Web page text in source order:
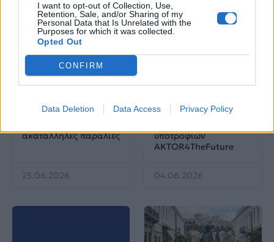
I want to opt-out of Collection, Use,
Retention, Sale, and/or Sharing of my
Personal Data that Is Unrelated with the
Purposes for which it was collected.
Opted Out
CONFIRM
Data Deletion Data Access Privacy Policy
κολυμπήσεις στην
ακατάλληλες παραλίες
25.06.2026
AKTOR: Δίπλα στους
νέους επιστήμονες με
υποτροφιών
AKTOR4TheFuture
04.06.2026